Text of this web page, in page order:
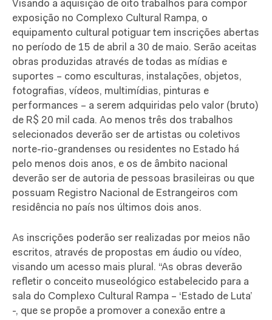
Visando a aquisição de oito trabalhos para compor
exposição no Complexo Cultural Rampa, o
equipamento cultural potiguar tem inscrições abertas
no período de 15 de abril a 30 de maio. Serão aceitas
obras produzidas através de todas as mídias e
suportes – como esculturas, instalações, objetos,
fotografias, vídeos, multimídias, pinturas e
performances – a serem adquiridas pelo valor (bruto)
de R$ 20 mil cada. Ao menos três dos trabalhos
selecionados deverão ser de artistas ou coletivos
norte-rio-grandenses ou residentes no Estado há
pelo menos dois anos, e os de âmbito nacional
deverão ser de autoria de pessoas brasileiras ou que
possuam Registro Nacional de Estrangeiros com
residência no país nos últimos dois anos.
As inscrições poderão ser realizadas por meios não
escritos, através de propostas em áudio ou vídeo,
visando um acesso mais plural. “As obras deverão
refletir o conceito museológico estabelecido para a
sala do Complexo Cultural Rampa – ‘Estado de Luta’
-, que se propõe a promover a conexão entre a